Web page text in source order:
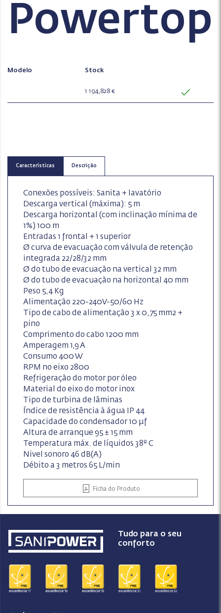
Powertop
Modelo Stock
1 194,828 €
Características Descrição
Conexões possíveis: Sanita + lavatório
Descarga vertical (máxima): 5 m
Descarga horizontal (com inclinação mínima de
1%) 100 m
Entradas 1 frontal + 1 superior
Ø curva de evacuação com válvula de retenção
integrada 22/28/32 mm
Ø do tubo de evacuação na vertical 32 mm
Ø do tubo de evacuação na horizontal 40 mm
Peso 5,4 Kg
Alimentação 220-240V-50/60 Hz
Tipo de cabo de alimentação 3 x 0,75 mm2 +
pino
Comprimento do cabo 1200 mm
Amperagem 1,9 A
Consumo 400 W
RPM no eixo 2800
Refrigeração do motor por óleo
Material do eixo do motor inox
Tipo de turbina de lâminas
Índice de resistência à água IP 44
Capacidade do condensador 10 µf
Altura de arranque 95 ± 15 mm
Temperatura máx. de líquidos 38º C
Nivel sonoro 46 dB(A)
Débito a 3 metros 65 L/min
Ficha do Produto
Tudo para o seu
conforto